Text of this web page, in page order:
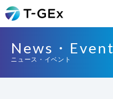
News・Event
ニュース・イベント